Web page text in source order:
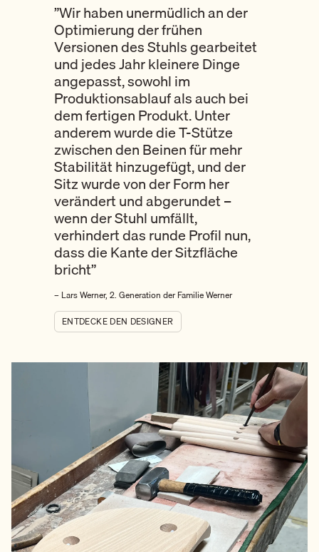
”Wir haben unermüdlich an der
Optimierung der frühen
Versionen des Stuhls gearbeitet
und jedes Jahr kleinere Dinge
angepasst, sowohl im
Produktionsablauf als auch bei
dem fertigen Produkt. Unter
anderem wurde die T-Stütze
zwischen den Beinen für mehr
Stabilität hinzugefügt, und der
Sitz wurde von der Form her
verändert und abgerundet –
wenn der Stuhl umfällt,
verhindert das runde Profil nun,
dass die Kante der Sitzfläche
bricht”
– Lars Werner, 2. Generation der Familie Werner
ENTDECKE DEN DESIGNER